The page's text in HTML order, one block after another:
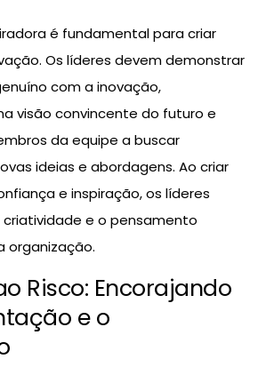
é fundamental para criar
Os líderes devem demonstrar
com a inovação,
visão convincente do futuro e
da equipe a buscar
ideias e abordagens. Ao criar
e inspiração, os líderes
e o pensamento
organização.
Risco: Encorajando
e o